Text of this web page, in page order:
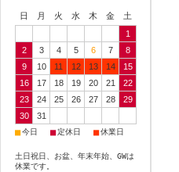
日 月 火 水 木 金
土
1
2
3 4 5 6 7
8
9
10 11 12 13 14
15
16
17 18 19 20 21
22
23
24 25 26 27 28
29
30
31
■今日 ■定休日 ■休業日
土日祝日、お盆、年末年始、GWは
休業です。